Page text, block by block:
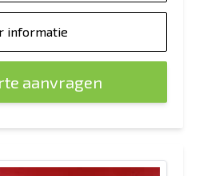
informatie
aanvragen